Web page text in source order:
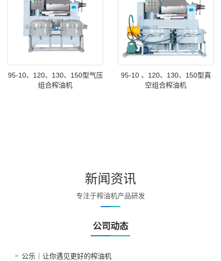
95-10、120、130、150型气压
组合榨油机
95-10 、120、130、150型真
空组合榨油机
新闻资讯
专注于榨油机产品研发
公司动态
公乐｜让你遇见更好的榨油机